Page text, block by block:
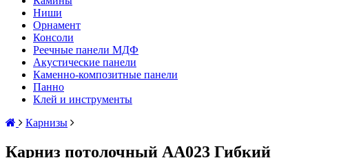
Ниши
Орнамент
Консоли
Реечные панели МДФ
Акустические панели
Каменно-композитные панели
Панно
Клей и инструменты
Карнизы
Карниз потолочный AA023 Гибкий